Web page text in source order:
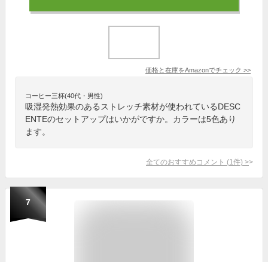
価格と在庫をAmazonでチェック >>
コーヒー三杯(40代・男性)
吸湿発熱効果のあるストレッチ素材が使われているDESC
ENTEのセットアップはいかがですか。カラーは5色あり
ます。
全てのおすすめコメント (1 件) >
7